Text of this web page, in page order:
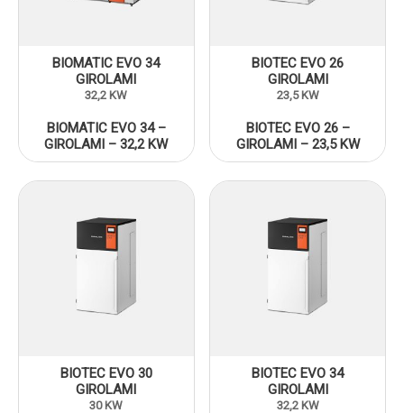
BIOMATIC EVO 34
GIROLAMI
32,2 KW
BIOMATIC EVO 34 –
GIROLAMI – 32,2 KW
BIOTEC EVO 26
GIROLAMI
23,5 KW
BIOTEC EVO 26 –
GIROLAMI – 23,5 KW
BIOTEC EVO 30
GIROLAMI
30 KW
BIOTEC EVO 34
GIROLAMI
32,2 KW